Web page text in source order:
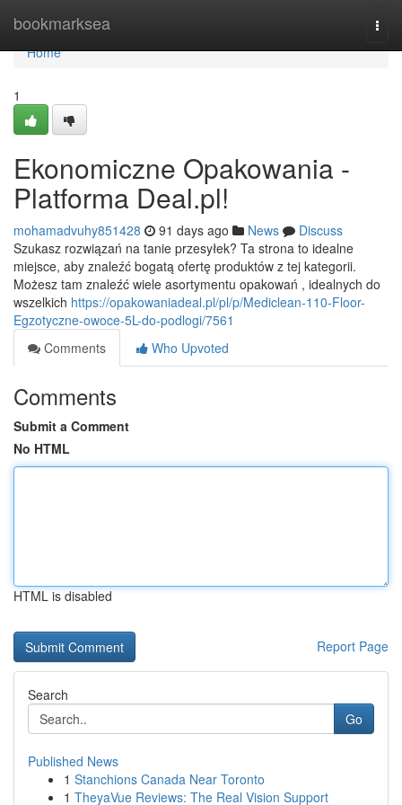
bookmarksea
Home
Home
1
Ekonomiczne Opakowania -
Platforma Deal.pl!
mohamadvuhy851428 91 days ago News
Discuss
Szukasz rozwiązań na tanie przesyłek? Ta strona to idealne
miejsce, aby znaleźć bogatą ofertę produktów z tej kategorii.
Możesz tam znaleźć wiele asortymentu opakowań , idealnych do
wszelkich https://opakowaniadeal.pl/pl/p/Mediclean-110-Floor-
Egzotyczne-owoce-5L-do-podlogi/7561
Comments
Who Upvoted
Comments
Submit a Comment
No HTML
HTML is disabled
Report Page
Search
Go
Published News
1 Stanchions Canada Near Toronto
1 TheyaVue Reviews: The Real Vision Support